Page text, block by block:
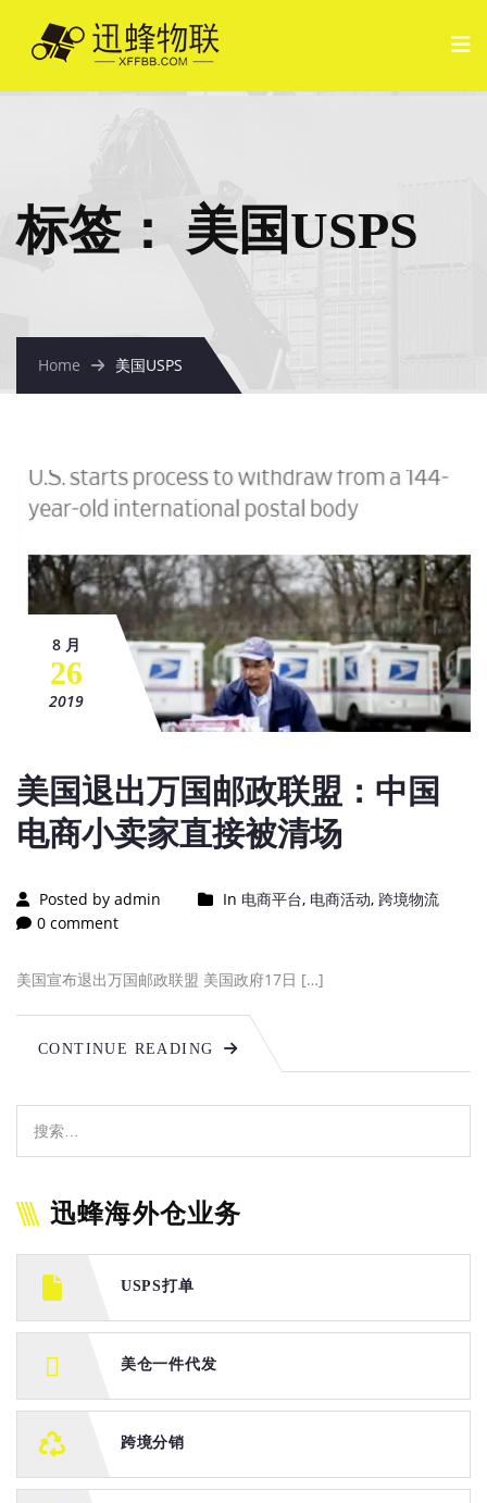
标签： 美国USPS
Home 美国USPS
8 月
26
2019
美国退出万国邮政联盟：中国
电商小卖家直接被清场
Posted by admin In 电商平台, 电商活动, 跨境物流
0 comment
美国宣布退出万国邮政联盟 美国政府17日 […]
CONTINUE READING
迅蜂海外仓业务
USPS打单
美仓一件代发
跨境分销